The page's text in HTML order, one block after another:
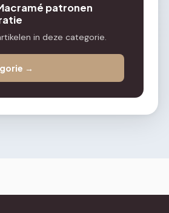
patronen
in deze categorie.
→